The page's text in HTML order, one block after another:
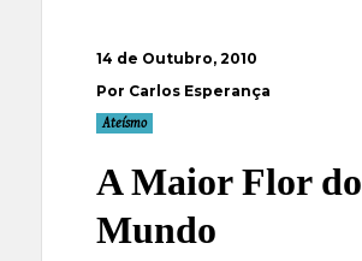
14 de Outubro, 2010
Por Carlos Esperança
Ateísmo
A Maior Flor do
Mundo